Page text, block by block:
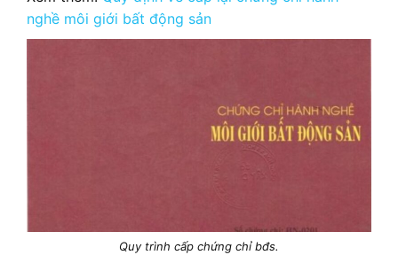
nghề môi giới bất động sản
Quy trình cấp chứng chỉ bđs.